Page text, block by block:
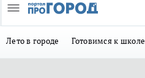
Лето в городе Готовимся к школе